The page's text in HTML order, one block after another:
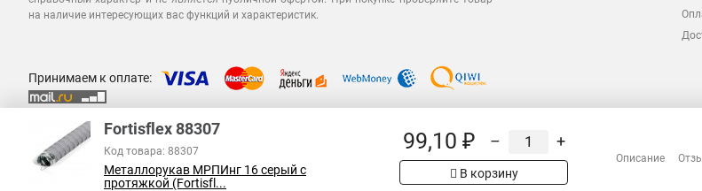
на наличие интересующих вас функций и характеристик.
Принимаем к оплате:
Fortisflex 88307
Код товара: 88307
Металлорукав МРПИнг 16 серый с
протяжкой (Fortisfl...
99,10 ₽ – +
В корзину
Описание